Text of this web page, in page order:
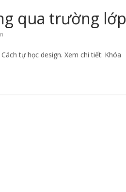
qua trường lớp
tự học design. Xem chi tiết: Khóa